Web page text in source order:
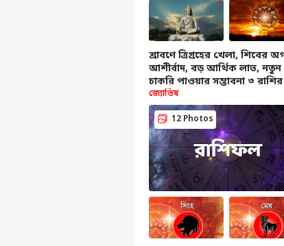
শ্রাবণে ত্রিগ্রহের খেলা, শিবের
আশীর্বাদ, বড় আর্থিক লাভ, নতুন
চাকরি পাওয়ার সম্ভাবনা ৩ রাশির
জ্যোতিষ
12 Photos
কেরিয়ার
প্রতিক্রিয়া
আমাদের সম্পর্কে
LOGIN